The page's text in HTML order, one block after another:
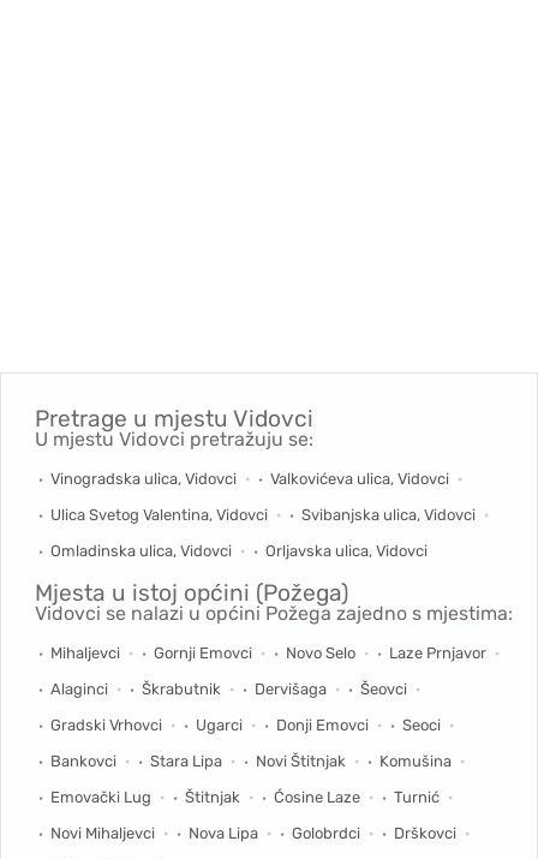
Pretrage u mjestu Vidovci
U mjestu Vidovci pretražuju se:
Vinogradska ulica, Vidovci
Valkovićeva ulica, Vidovci
Ulica Svetog Valentina, Vidovci
Svibanjska ulica, Vidovci
Omladinska ulica, Vidovci
Orljavska ulica, Vidovci
Mjesta u istoj općini (Požega)
Vidovci se nalazi u općini Požega zajedno s mjestima:
Mihaljevci Gornji Emovci Novo Selo
Laze Prnjavor
Alaginci
Škrabutnik Dervišaga
Šeovci
Gradski Vrhovci
Ugarci Donji Emovci
Seoci
Bankovci
Stara Lipa Novi Štitnjak
Komušina
Emovački Lug
Štitnjak Ćosine Laze
Turnić
Novi Mihaljevci
Nova Lipa Golobrdci
Drškovci